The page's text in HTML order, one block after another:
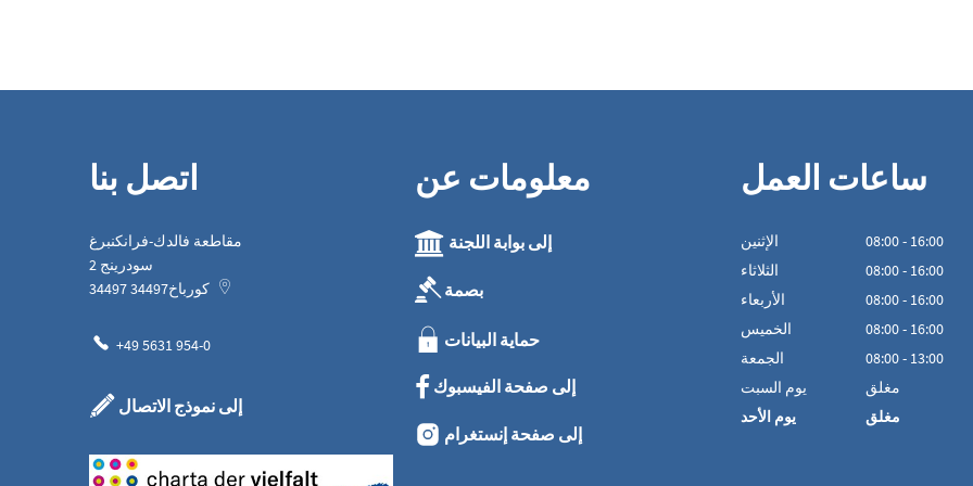
اتصل بنا
مقاطعة فالدك-فرانكنبرغ
سودرينج 2
34497
كورباخ34497
+49 5631 954-0
إلى نموذج الاتصال
معلومات عن
إلى بوابة اللجنة
بصمة
حماية البيانات
إلى صفحة الفيسبوك
إلى صفحة إنستغرام
ساعات العمل
الإثنين 08:00- 16:00
الثلاثاء 08:00- 16:00
الأربعاء 08:00- 16:00
الخميس 08:00- 16:00
الجمعة 08:00- 13:00
يوم السبت
مغلق
يوم الأحد
مغلق